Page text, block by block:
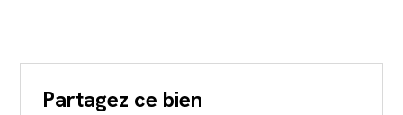
Partagez ce bien